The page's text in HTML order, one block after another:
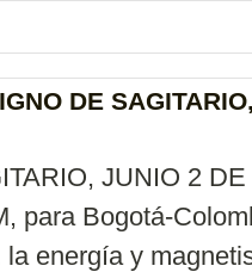
DE
JUNIO 2
para Bogotá-
energía y